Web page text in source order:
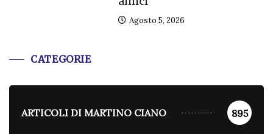
Agosto 5, 2026
CATEGORIE
ARTICOLI DI MARTINO CIANO 895